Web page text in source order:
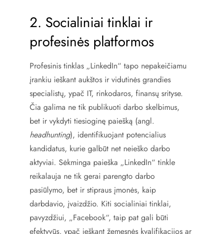
2. Socialiniai tinklai ir
profesinės platformos
Profesinis tinklas „LinkedIn“ tapo nepakeičiamu
įrankiu ieškant aukštos ir vidutinės grandies
specialistų, ypač IT, rinkodaros, finansų srityse.
Čia galima ne tik publikuoti darbo skelbimus,
bet ir vykdyti tiesioginę paiešką (angl.
headhunting), identifikuojant potencialius
kandidatus, kurie galbūt net neieško darbo
aktyviai. Sėkminga paieška „LinkedIn“ tinkle
reikalauja ne tik gerai parengto darbo
pasiūlymo, bet ir stipraus įmonės, kaip
darbdavio, įvaizdžio. Kiti socialiniai tinklai,
pavyzdžiui, „Facebook“, taip pat gali būti
efektyvūs, ypač ieškant žemesnės kvalifikacijos ar